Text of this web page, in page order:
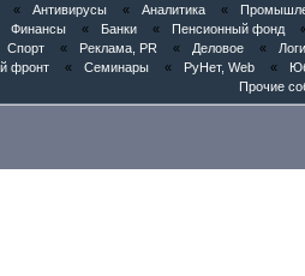
« Антивирусы « Аналитика «
Финансы « Банки « Пенсионный фонд
Спорт « Реклама, PR « Деловое «
фронт « Семинары « РуНет, Web «
Прочие